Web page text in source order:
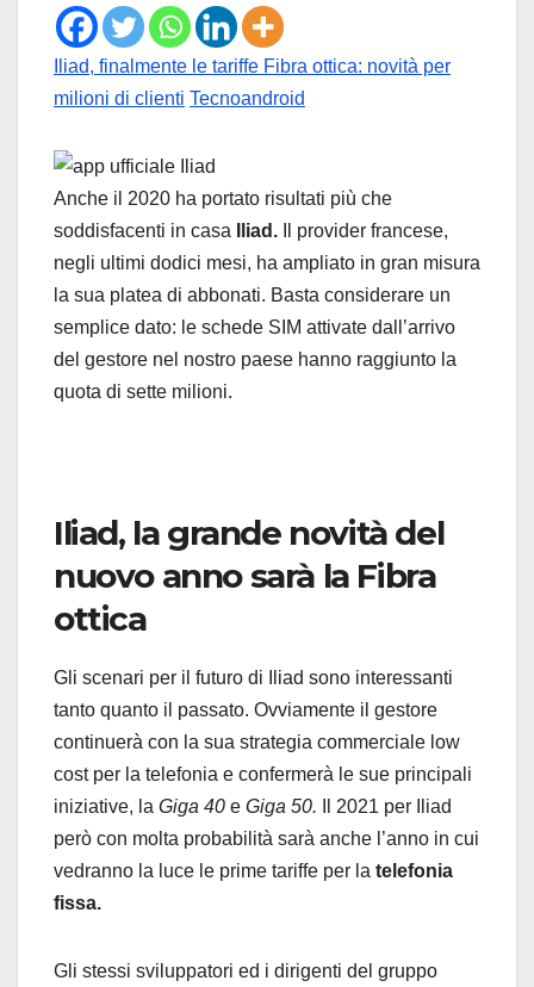
Iliad, finalmente le tariffe Fibra ottica: novità per
milioni di clienti Tecnoandroid
Anche il 2020 ha portato risultati più che
soddisfacenti in casa
Iliad.
Il provider francese,
negli ultimi dodici mesi, ha ampliato in gran misura
la sua platea di abbonati. Basta considerare un
semplice dato: le schede SIM attivate dall’arrivo
del gestore nel nostro paese hanno raggiunto la
quota di sette milioni.
Iliad, la grande novità del
nuovo anno sarà la Fibra
ottica
Gli scenari per il futuro di Iliad sono interessanti
tanto quanto il passato. Ovviamente il gestore
continuerà con la sua strategia commerciale low
cost per la telefonia e confermerà le sue principali
iniziative, la Giga 40 e Giga 50.
Il 2021 per Iliad
però con molta probabilità sarà anche l’anno in cui
vedranno la luce le prime tariffe per la telefonia
fissa.
Gli stessi sviluppatori ed i dirigenti del gruppo